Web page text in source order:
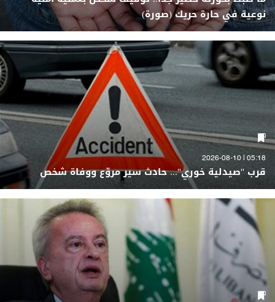
نوعية في حارة حريك (صورة)
05:18 | 2026-08-10
قرب "صيدلية خوري"... حادث سير مروّع ووفاة شخص